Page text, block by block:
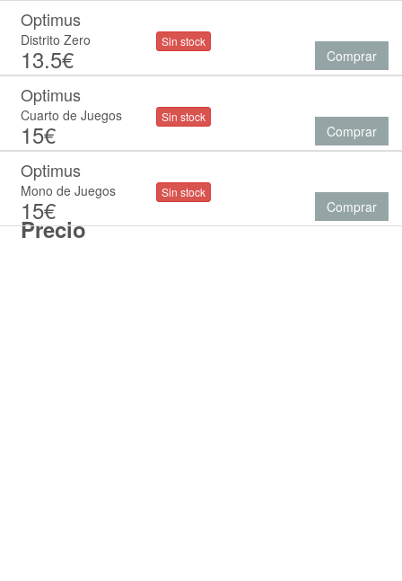
Precio
Optimus
Distrito Zero
13.5€
Sin stock
Comprar
Optimus
Cuarto de Juegos
15€
Sin stock
Comprar
Optimus
Mono de Juegos
15€
Sin stock
Comprar